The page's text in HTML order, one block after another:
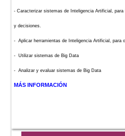
- Caracterizar sistemas de Inteligencia Artificial,
y decisiones.
- Aplicar herramientas de Inteligencia Artificial, para
- Utilizar sistemas de Big Data
- Analizar y evaluar sistemas de Big Data
MÁS INFORMACIÓN